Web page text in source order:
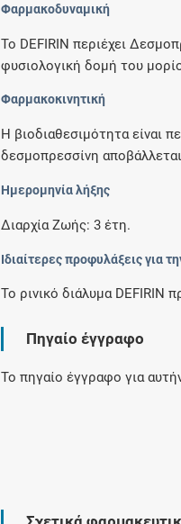
Φαρμακοδυναμική
To DEFIRIN περιέχει
φυσιολογική δομή του
Φαρμακοκινητική
Η βιοδιαθεσιμότητα είναι
δεσμοπρεσσίνη
Ημερομηνία λήξης
Διαρχία Ζωής: 3 έτη.
Ιδιαίτερες προφυλάξεις για
Το ρινικό διάλυμα DEFIRIN
Πηγαίο έγγραφο
Το πηγαίο έγγραφο για